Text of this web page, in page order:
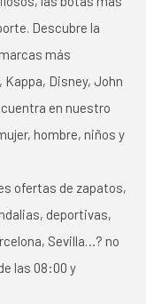
Descubre la
más
Disney, John
en nuestro
hombre, niños y
ofertas de zapatos,
deportivas,
Sevilla…? no
las 08:00 y